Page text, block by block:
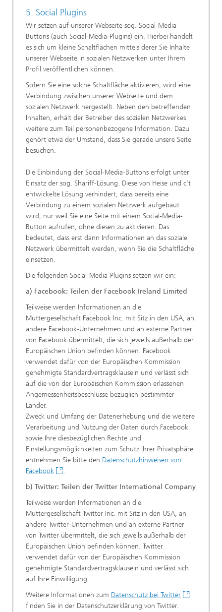
5. Social Plugins
Wir setzen auf unserer Webseite sog. Social-Media-
Buttons (auch Social-Media-Plugins) ein. Hierbei handelt
es sich um kleine Schaltflächen mittels derer Sie Inhalte
unserer Webseite in sozialen Netzwerken unter Ihrem
Profil veröffentlichen können.
Sofern Sie eine solche Schaltfläche aktivieren, wird eine
Verbindung zwischen unserer Webseite und dem
sozialen Netzwerk hergestellt. Neben den betreffenden
Inhalten, erhält der Betreiber des sozialen Netzwerkes
weitere zum Teil personenbezogene Information. Dazu
gehört etwa der Umstand, dass Sie gerade unsere Seite
besuchen.
Die Einbindung der Social-Media-Buttons erfolgt unter
Einsatz der sog. Shariff-Lösung. Diese von Heise und c’t
entwickelte Lösung verhindert, dass bereits eine
Verbindung zu einem sozialen Netzwerk aufgebaut
wird, nur weil Sie eine Seite mit einem Social-Media-
Button aufrufen, ohne diesen zu aktivieren. Das
bedeutet, dass erst dann Informationen an das soziale
Netzwerk übermittelt werden, wenn Sie die Schaltfläche
einsetzen.
Die folgenden Social-Media-Plugins setzen wir ein:
a) Facebook: Teilen der Facebook Ireland Limited
Teilweise werden Informationen an die
Muttergesellschaft Facebook Inc. mit Sitz in den USA, an
andere Facebook-Unternehmen und an externe Partner
von Facebook übermittelt, die sich jeweils außerhalb der
Europäischen Union befinden können. Facebook
verwendet dafür von der Europäischen Kommission
genehmigte Standardvertragsklauseln und verlässt sich
auf die von der Europäischen Kommission erlassenen
Angemessenheitsbeschlüsse bezüglich bestimmter
Länder.
Zweck und Umfang der Datenerhebung und die weitere
Verarbeitung und Nutzung der Daten durch Facebook
sowie Ihre diesbezüglichen Rechte und
Einstellungsmöglichkeiten zum Schutz Ihrer Privatsphäre
entnehmen Sie bitte den Datenschutzhinweisen von
Facebook
.
b) Twitter: Teilen der Twitter International Company
Teilweise werden Informationen an die
Muttergesellschaft Twitter Inc. mit Sitz in den USA, an
andere Twitter-Unternehmen und an externe Partner
von Twitter übermittelt, die sich jeweils außerhalb der
Europäischen Union befinden können. Twitter
verwendet dafür von der Europäischen Kommission
genehmigte Standardvertragsklauseln und verlässt sich
auf Ihre Einwilligung.
Weitere Informationen zum Datenschutz bei Twitter
finden Sie in der Datenschutzerklärung von Twitter.